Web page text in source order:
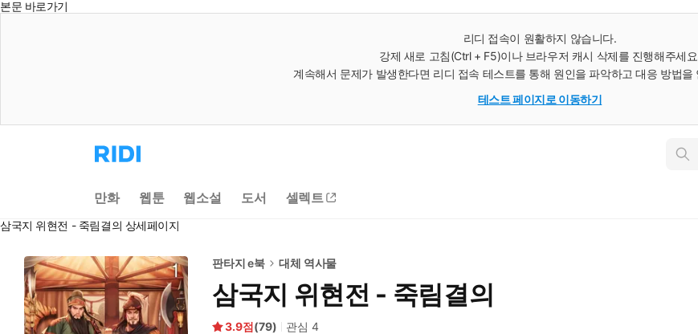
본문 바로가기
리디 접속이 원활하지 않습니다.
강제 새로 고침(Ctrl + F5)이나 브라우저 캐시 삭제를 진행해주세
계속해서 문제가 발생한다면 리디 접속 테스트를 통해 원인을 파악하고 대응 방법을
테스트 페이지로 이동하기
리
디
으
로
동
인
만화 웹툰 웹소설 도서 셀렉트
삼국지 위현전 - 죽림결의 상세페이지
판타지 e북 대체 역사물
삼국지 위현전 - 죽림결의
3.9 (79) 관심 4